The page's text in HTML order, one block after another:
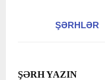
ŞƏRHLƏR
ŞƏRH YAZIN